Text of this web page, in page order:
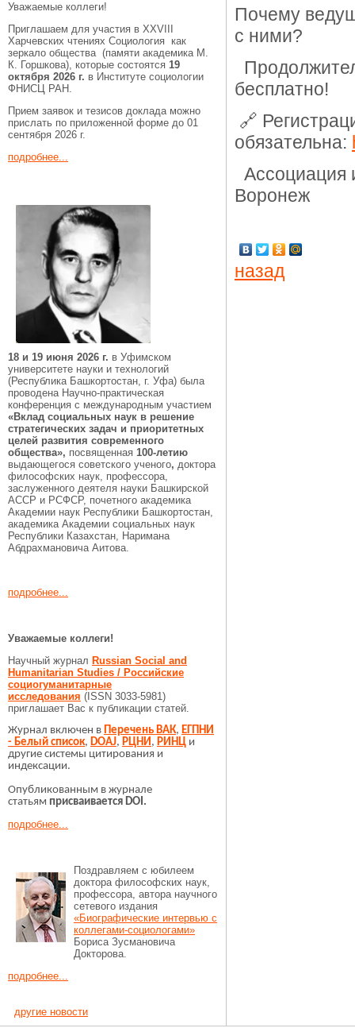
Уважаемые коллеги!
Приглашаем для участия в XXVIII
Харчевских чтениях Социология как
зеркало общества (памяти академика М.
К. Горшкова), которые состоятся 19
октября 2026 г. в Институте социологии
ФНИСЦ РАН.
Прием заявок и тезисов доклада можно
прислать по приложенной форме до 01
сентября 2026 г.
подробнее...
18 и 19 июня 2026 г. в Уфимском
университете науки и технологий
(Республика Башкортостан, г. Уфа) была
проводена Научно-практическая
конференция с международным участием
«Вклад социальных наук в решение
стратегических задач и приоритетных
целей развития современного
общества», посвященная 100-летию
выдающегося советского ученого, доктора
философских наук, профессора,
заслуженного деятеля науки Башкирской
АССР и РСФСР, почетного академика
Академии наук Республики Башкортостан,
академика Академии социальных наук
Республики Казахстан, Наримана
Абдрахмановича Аитова.
подробнее...
Уважаемые коллеги!
Научный журнал Russian Social and
Humanitarian Studies / Российские
социогуманитарные
исследования (ISSN 3033-5981)
приглашает Вас к публикации статей.
Журнал включен в Перечень ВАК, ЕГПНИ
- Белый список, DOAJ, РЦНИ, РИНЦ и
другие системы цитирования и
индексации.
Опубликованным в журнале
статьям присваивается DOI.
подробнее...
Поздравляем с юбилеем
доктора философских наук,
профессора, автора научного
сетевого издания
«Биографические интервью с
коллегами‑социологами»
Бориса Зусмановича
Докторова.
подробнее...
другие новости
Почему
с ними?
бесплатно!
🔗
обязательна:
Ассоциация
Воронеж
назад